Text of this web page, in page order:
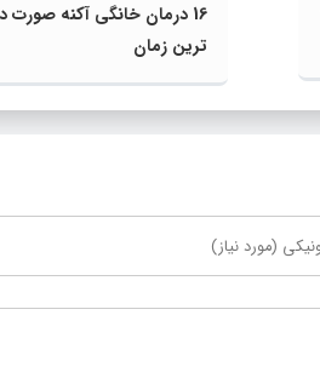
16 درمان خانگی آکنه صورت
ترین زمان